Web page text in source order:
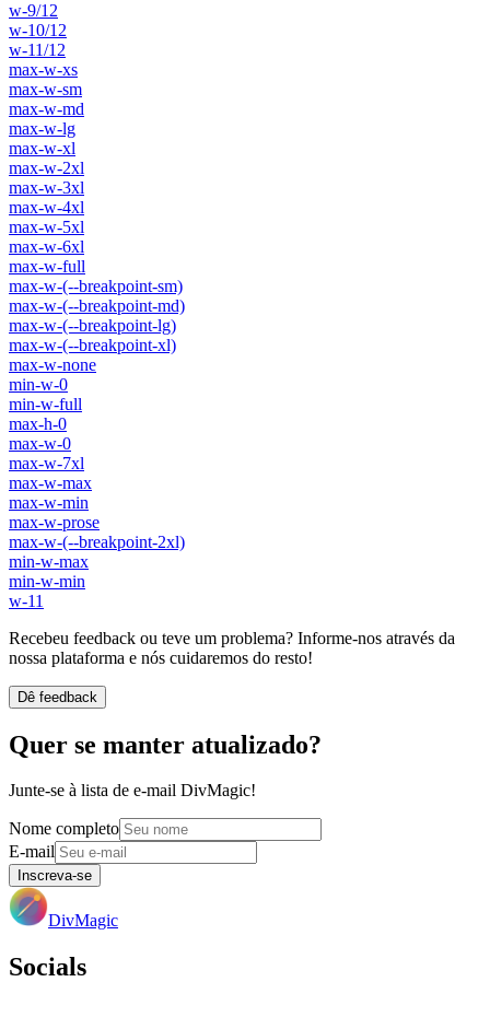
w-9/12
w-10/12
w-11/12
max-w-xs
max-w-sm
max-w-md
max-w-lg
max-w-xl
max-w-2xl
max-w-3xl
max-w-4xl
max-w-5xl
max-w-6xl
max-w-full
max-w-(--breakpoint-sm)
max-w-(--breakpoint-md)
max-w-(--breakpoint-lg)
max-w-(--breakpoint-xl)
max-w-none
min-w-0
min-w-full
max-h-0
max-w-0
max-w-7xl
max-w-max
max-w-min
max-w-prose
max-w-(--breakpoint-2xl)
min-w-max
min-w-min
w-11
Recebeu feedback ou teve um problema? Informe-nos através da
nossa plataforma e nós cuidaremos do resto!
Dê feedback
Quer se manter atualizado?
Junte-se à lista de e-mail DivMagic!
Nome completo
E-mail
Inscreva-se
DivMagic
Socials